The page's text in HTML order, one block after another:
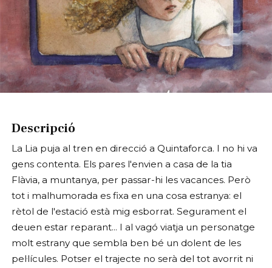
Descripció
La Lia puja al tren en direcció a Quintaforca. I no hi va
gens contenta. Els pares l'envien a casa de la tia
Flàvia, a muntanya, per passar-hi les vacances. Però
tot i malhumorada es fixa en una cosa estranya: el
rètol de l'estació està mig esborrat. Segurament el
deuen estar reparant... I al vagó viatja un personatge
molt estrany que sembla ben bé un dolent de les
pel·lícules. Potser el trajecte no serà del tot avorrit ni